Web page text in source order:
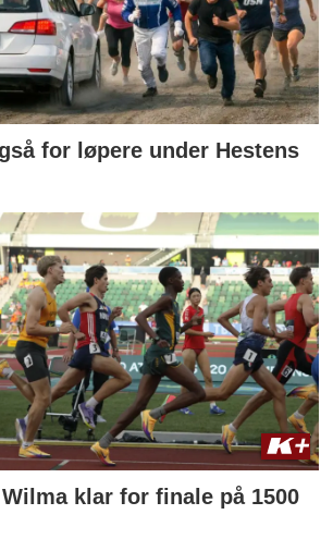
for løpere under Hestens
klar for finale på 1500